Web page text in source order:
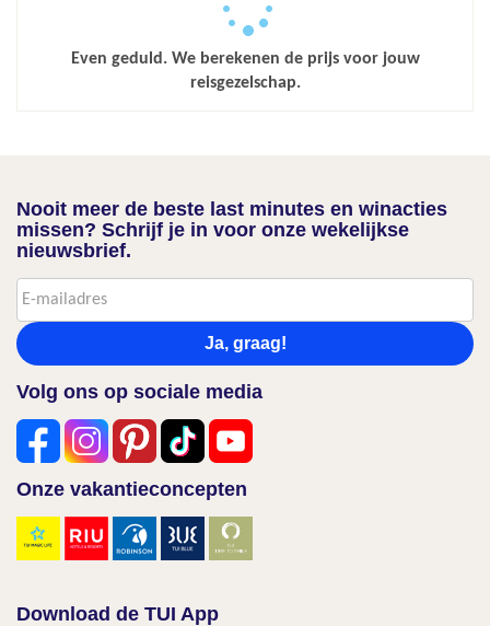
Even geduld. We berekenen de prijs voor jouw
reisgezelschap.
Nooit meer de beste last minutes en winacties
missen? Schrijf je in voor onze wekelijkse
nieuwsbrief.
Ja, graag!
Volg ons op sociale media
Onze vakantieconcepten
Download de TUI App